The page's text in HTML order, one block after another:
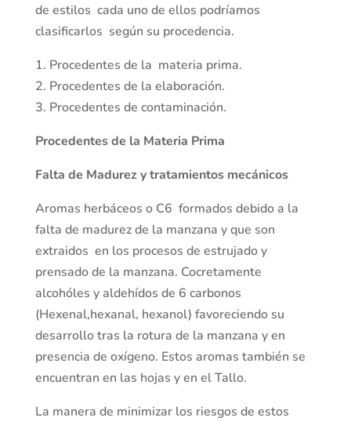
de estilos cada uno de ellos podríamos
clasificarlos según su procedencia.
1. Procedentes de la materia prima.
2. Procedentes de la elaboración.
3. Procedentes de contaminación.
Procedentes de la Materia Prima
Falta de Madurez y tratamientos mecánicos
Aromas herbáceos o C6 formados debido a la
falta de madurez de la manzana y que son
extraidos en los procesos de estrujado y
prensado de la manzana. Cocretamente
alcohóles y aldehídos de 6 carbonos
(Hexenal,hexanal, hexanol) favoreciendo su
desarrollo tras la rotura de la manzana y en
presencia de oxígeno. Estos aromas también se
encuentran en las hojas y en el Tallo.
La manera de minimizar los riesgos de estos